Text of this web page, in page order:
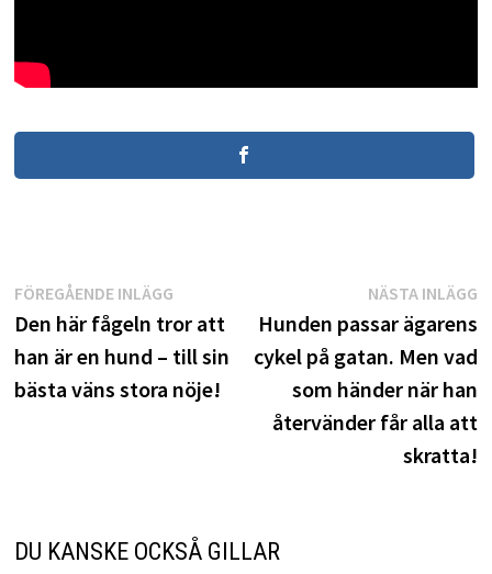
Inläggsnavigering
FÖREGÅENDE INLÄGGFöregående
inlägg:
Den här fågeln tror att
han är en hund – till sin
bästa väns stora nöje!
NÄSTA INLÄGG
Hunden passar ägarens
cykel på gatan. Men vad
som händer när han
återvänder får alla att
skratta!
DU KANSKE OCKSÅ GILLAR